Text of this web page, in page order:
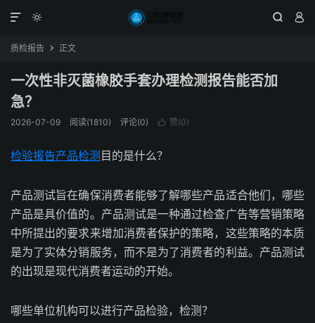
  

质检报告  正文
一次性非灭菌橡胶手套办理检测报告能否加
急？
2026-07-09 阅读(1810) 评论(0)  赞(0)
检验报告产品检测 目的是什么？
产品测试旨在确保消费者能够了解哪些产品适合他们，哪些
产品是具价值的。产品测试是一种通过检查广告等营销策略
中所提出的要求来增加消费者保护的策略，这些策略的本质
是为了实体分销服务，而不是为了消费者的利益。产品测试
的出现是现代消费者运动的开始。
哪些单位机构可以进行产品检验，检测？